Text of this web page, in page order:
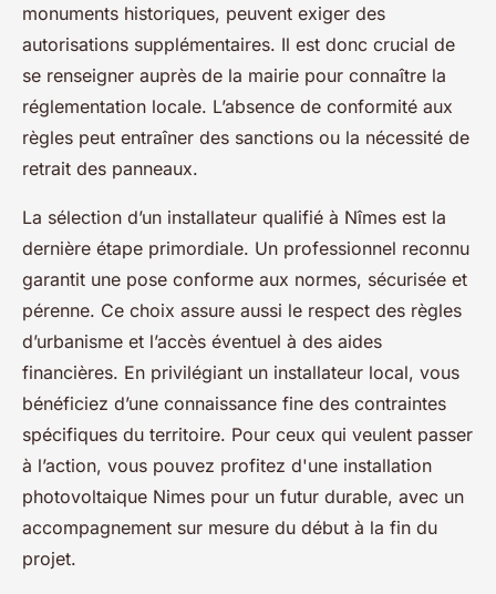
monuments historiques, peuvent exiger des
autorisations supplémentaires. Il est donc crucial de
se renseigner auprès de la mairie pour connaître la
réglementation locale. L’absence de conformité aux
règles peut entraîner des sanctions ou la nécessité de
retrait des panneaux.
La sélection d’un installateur qualifié à Nîmes est la
dernière étape primordiale. Un professionnel reconnu
garantit une pose conforme aux normes, sécurisée et
pérenne. Ce choix assure aussi le respect des règles
d’urbanisme et l’accès éventuel à des aides
financières. En privilégiant un installateur local, vous
bénéficiez d’une connaissance fine des contraintes
spécifiques du territoire. Pour ceux qui veulent passer
à l’action, vous pouvez profitez d'une installation
photovoltaique Nimes pour un futur durable, avec un
accompagnement sur mesure du début à la fin du
projet.